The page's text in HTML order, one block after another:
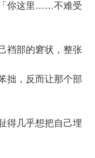
你这里……不难受
部的窘状，整张
拙，反而让那个部
几乎想把自己埋